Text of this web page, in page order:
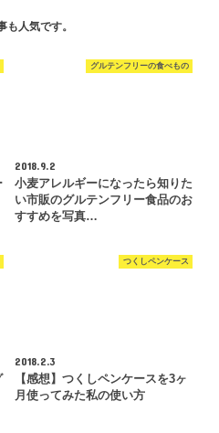
も人気です。
グルテンフリーの食べもの
2018.9.2
小麦アレルギーになったら知りた
い市販のグルテンフリー食品のお
すすめを写真…
つくしペンケース
2018.2.3
【感想】つくしペンケースを3ヶ
月使ってみた私の使い方